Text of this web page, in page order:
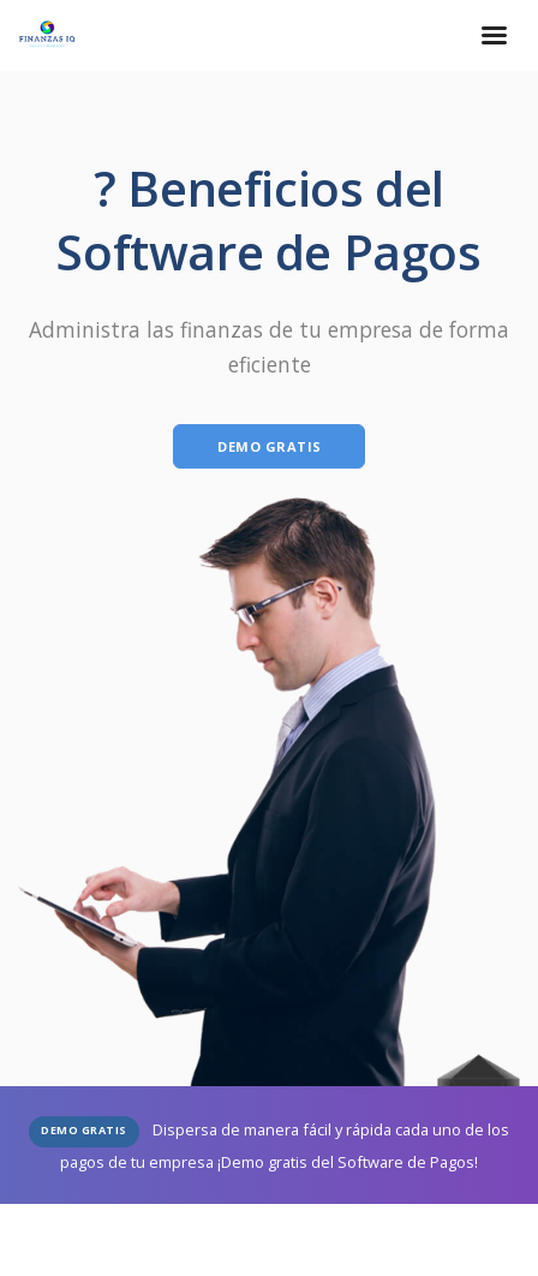
? Beneficios del
Software de Pagos
Administra las finanzas de tu empresa de forma
eficiente
DEMO GRATIS
DEMO GRATIS
Dispersa de manera fácil y rápida cada uno de los
pagos de tu empresa ¡Demo gratis del Software de Pagos!